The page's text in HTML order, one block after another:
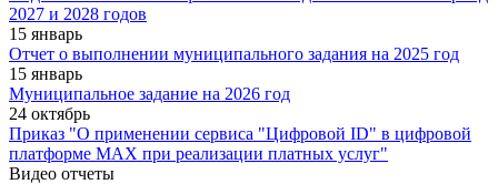
2027 и 2028 годов
15 январь
Отчет о выполнении муниципального задания на 2025 год
15 январь
Муниципальное задание на 2026 год
24 октябрь
Приказ "О применении сервиса "Цифровой ID" в цифровой
платформе МАХ при реализации платных услуг"
Видео отчеты